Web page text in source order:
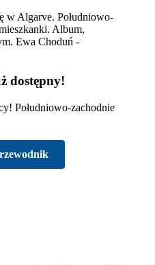
dostępny!
Południowo-zachodnie